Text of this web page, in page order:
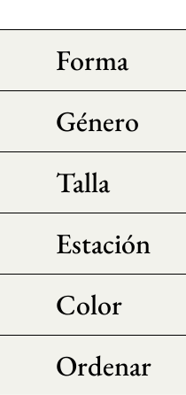
Forma
Género
Talla
Estación
Color
Ordenar